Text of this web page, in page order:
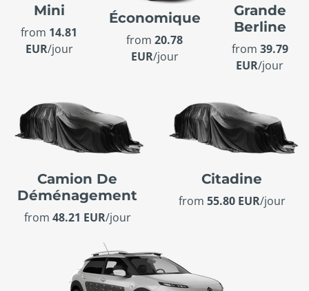
Mini
from 14.81
EUR/jour
Économique
from 20.78
EUR/jour
Grande
Berline
from 39.79
EUR/jour
Camion De
Déménagement
from 48.21 EUR/jour
Citadine
from 55.80 EUR/jour